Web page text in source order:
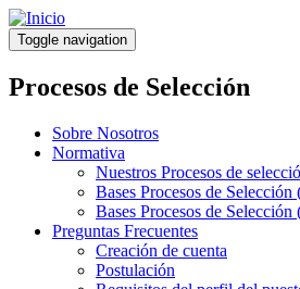
Pasar
al
contenido
principal
Toggle navigation
Procesos de Selección
Sobre Nosotros
Normativa
Nuestros Procesos de
Bases Procesos de Selección
Bases Procesos de
Preguntas Frecuentes
Creación de cuenta
Postulación